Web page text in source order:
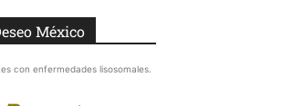
México
con enfermedades lisosomales.